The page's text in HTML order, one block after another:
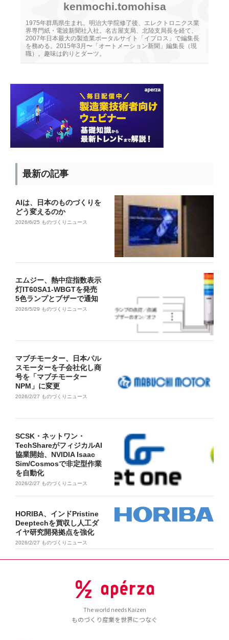
kenmochi.tomohisa
1975年群馬県生まれ。明治大学院修了後、エレクトロニクス業
界専門紙・電波新聞社入社。名古屋支局、北陸支局長を経て、
2007年日本最大の製造業ポータルサイト「イプロス」で編集長
を務める。2015年3月〜「オートメーション新聞」編集長（現
職）。趣味は釣りとダーツ。
最新の記事
AIは、日本のものづくりを
どう変えるのか
2026/6/25 ものづくりニュース
エムジー、熱中症指数表示
灯IT60SA1-WBGTを発売
5色ランプとブザーで通知
2026/5/29 ものづくりニュース
マブチモーター、日本パル
スモーターを子会社化し商
号を「マブチモーター
NPM」に変更
2026/2/27 ものづくりニュース
SCSK・ネットワン・
TechShareがフィジカルAI
協業開始、NVIDIA Isaac
Sim/Cosmosで非定型作業
を自動化
2026/2/27 ものづくりニュース
HORIBA、インドPristine
Deeptechを買収し人工ダ
イヤ研究開発拠点を強化
2026/2/27 ものづくりニュース
The world needs Kaizen
ものづくり産業を世界につなぐ